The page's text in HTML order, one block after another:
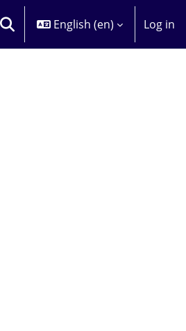
TOGGLE SEARCH INPUT
English ‎(en)‎ Log in